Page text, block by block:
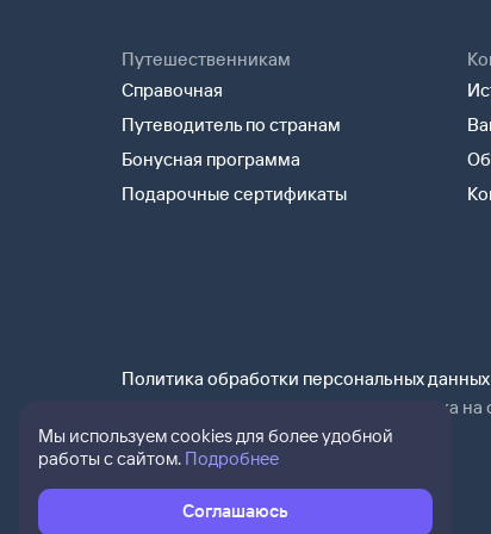
Путешественникам
Справочная
Путеводитель по странам
Бонусная программа
Подарочные сертификаты
Политика обработки персональных данных
При использовании материалов ссылка на
Мы используем cookies для более удобной
работы с сайтом. Подробнее
Соглашаюсь